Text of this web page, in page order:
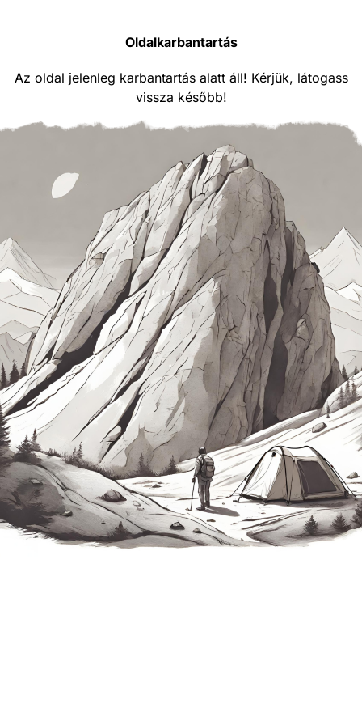
Oldalkarbantartás
Az oldal jelenleg karbantartás alatt áll! Kérjük, látogass
vissza később!